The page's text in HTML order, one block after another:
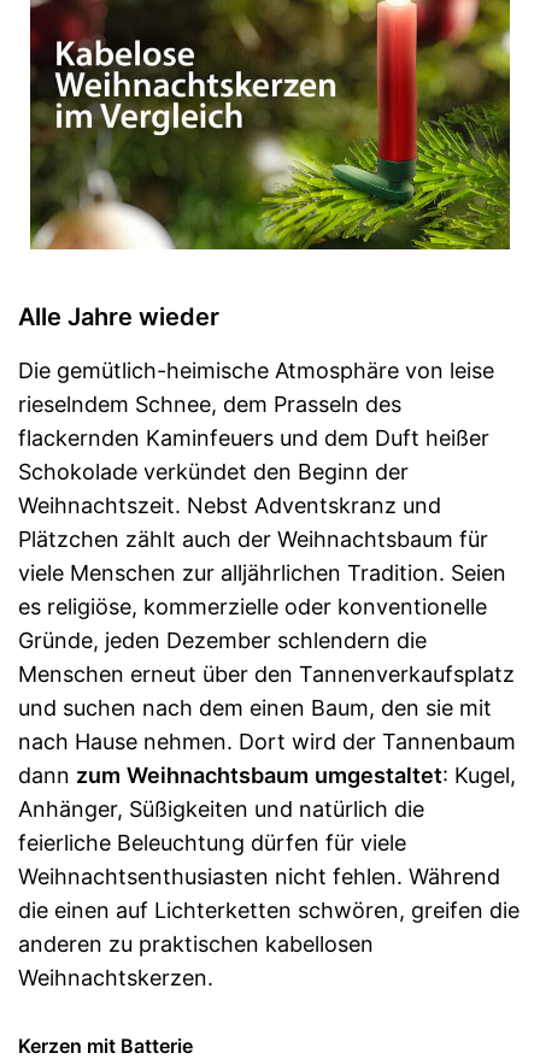
Alle Jahre wieder
Die gemütlich-heimische Atmosphäre von leise
rieselndem Schnee, dem Prasseln des
flackernden Kaminfeuers und dem Duft heißer
Schokolade verkündet den Beginn der
Weihnachtszeit. Nebst Adventskranz und
Plätzchen zählt auch der Weihnachtsbaum für
viele Menschen zur alljährlichen Tradition. Seien
es religiöse, kommerzielle oder konventionelle
Gründe, jeden Dezember schlendern die
Menschen erneut über den Tannenverkaufsplatz
und suchen nach dem einen Baum, den sie mit
nach Hause nehmen. Dort wird der Tannenbaum
dann zum Weihnachtsbaum umgestaltet: Kugel,
Anhänger, Süßigkeiten und natürlich die
feierliche Beleuchtung dürfen für viele
Weihnachtsenthusiasten nicht fehlen. Während
die einen auf Lichterketten schwören, greifen die
anderen zu praktischen kabellosen
Weihnachtskerzen.
Kerzen mit Batterie